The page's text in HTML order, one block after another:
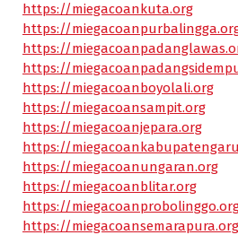
https://miegacoankuta.org
https://
https://
https://
https://miegacoanboyolali.org
https://miegacoansampit.org
https://miegacoanjepara.org
https://
https://miegacoanungaran.org
https://miegacoanblitar.org
https://
https://miegacoansemarapura.org